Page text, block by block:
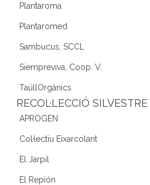
Plantaroma
Plantaromed
Sambucus, SCCL
Siempreviva, Coop. V.
TaüllOrgànics
RECOL·LECCIÓ SILVESTRE
APROGEN
Col·lectiu Eixarcolant
El Jarpil
El Repión